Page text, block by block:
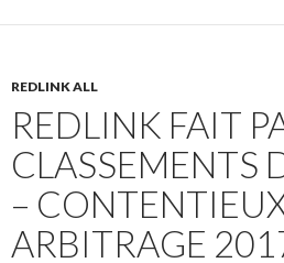
REDLINK ALL
REDLINK FAIT
CLASSEMENTS
–
ARBITRAGE